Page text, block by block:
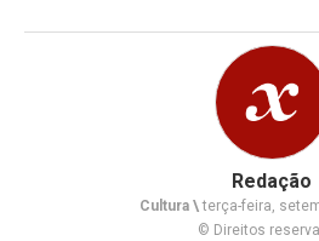
Redação
Cultura \terça-feira,
© Direitos